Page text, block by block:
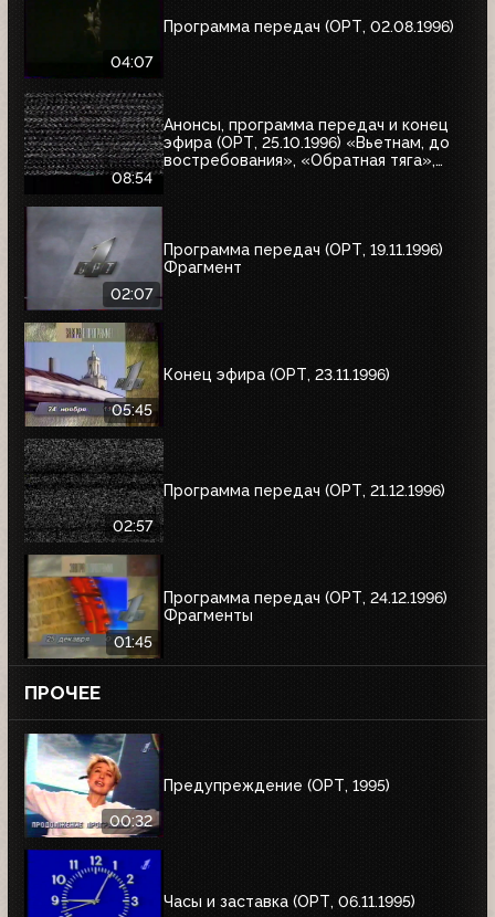
04:07
Программа передач (ОРТ, 02.08.1996)
08:54
Анонсы, программа передач и конец
эфира (ОРТ, 25.10.1996) «Вьетнам, до
востребования», «Обратная тяга»,
02:07
Программа передач (ОРТ, 19.11.1996)
Фрагмент
05:45
Конец эфира (ОРТ, 23.11.1996)
02:57
Программа передач (ОРТ, 21.12.1996)
01:45
Программа передач (ОРТ, 24.12.1996)
Фрагменты
ПРОЧЕЕ
00:32
Предупреждение (ОРТ, 1995)
Часы и заставка (ОРТ, 06.11.1995)